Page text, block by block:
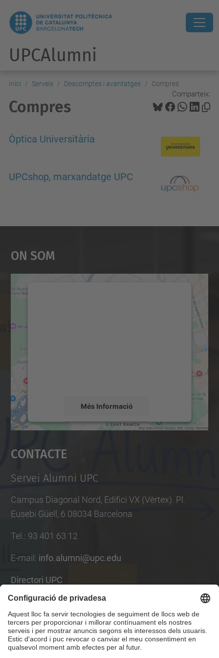
UPCAlumni
Inici Serveis Descomptes i avantatges Compres
Comparteix:
Compres
Òptica Universitària
UPCshop, marxandatge UPC
On Som
Més Informació
Accepta
powered by
Contacte
Servei Alumni UPC
Campus Diagonal Nord, Edifici VX (Vèrtex). Pl.
Eusebi Güell, 6 08034 Barcelona
Tel.: 93 401 63 12
E-mail : info.alumni@upc.edu
Directori UPC
Formulari de contacte
Llista Xarxes Socials